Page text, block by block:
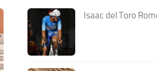
Isaac del Toro